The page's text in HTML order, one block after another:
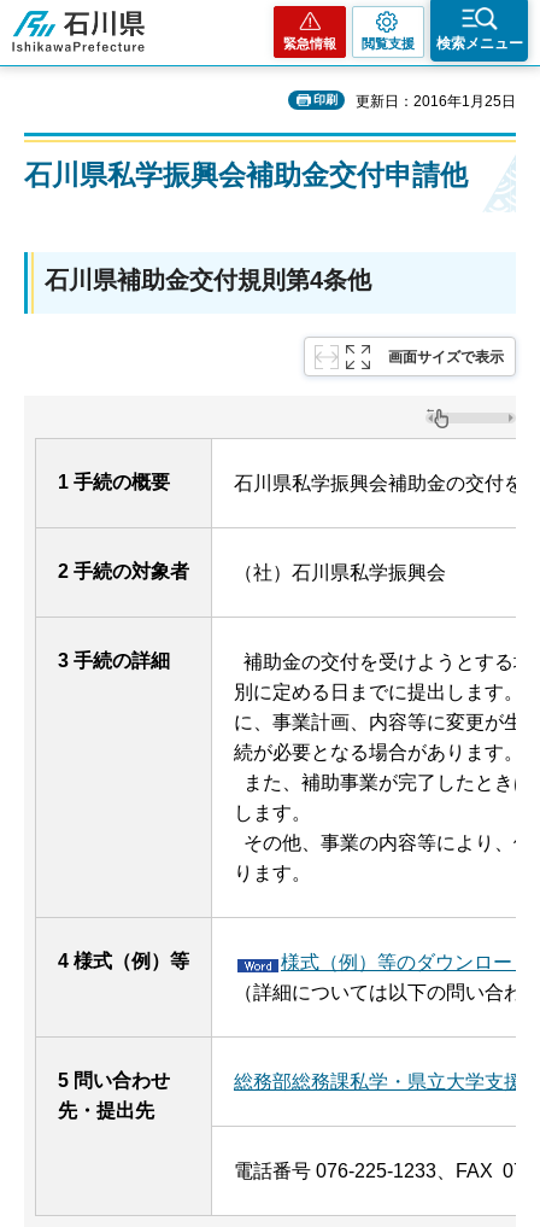
石川県
緊急情報 閲覧支援 検索メニュー
印刷 更新日：2016年1月25日
石川県私学振興会補助金交付申請他
石川県補助金交付規則第4条他
画面サイズで表示
1 手続の概要 石川県私学振興会補助金の交付を
2 手続の対象者 （社）石川県私学振興会
3 手続の詳細 補助金の交付を受けようとする
別に定める日までに提出します。
に、事業計画、内容等に変更が生
続が必要となる場合があります。
ま た、補助事業が完了したとき
します。
その他、事業の内容等により、
ります。
4 様式（例）等
様式（例）等のダウンロード
（詳細については以下の問い合わ
5 問い合わせ
先・提出先
総務部総務課私学・県立大学支援
電話番号 076-225-1233、FAX